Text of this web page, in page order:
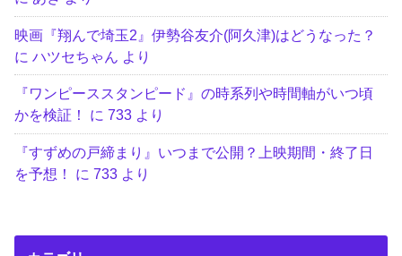
映画『翔んで埼玉2』伊勢谷友介(阿久津)はどうなった？
にハツセちゃん より
『ワンピーススタンピード』の時系列や時間軸がいつ頃
かを検証！
に733 より
『すずめの戸締まり』いつまで公開？上映期間・終了日
を予想！
に733 より